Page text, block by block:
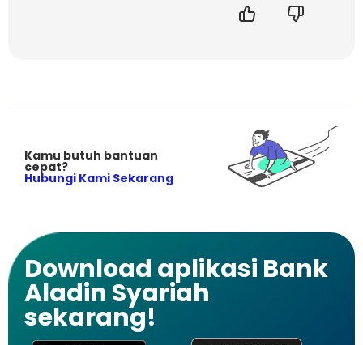
Kamu butuh bantuan
cepat?
Hubungi Kami Sekarang
Download aplikasi Bank
Aladin Syariah
sekarang!